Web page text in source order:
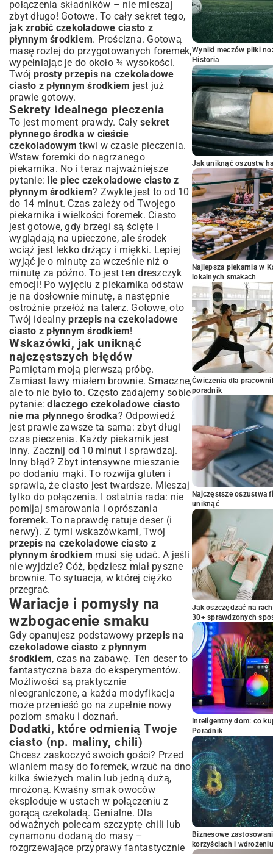
połączenia składników – nie mieszaj
zbyt długo! Gotowe. To cały sekret tego,
jak zrobić czekoladowe ciasto z
płynnym środkiem. Prościzna. Gotową
masę rozlej do przygotowanych foremek,
wypełniając je do około ¾ wysokości.
Twójprosty przepis na czekoladowe
ciasto z płynnym środkiem jest już
prawie gotowy.
Sekrety idealnego pieczenia
To jest moment prawdy. Cały sekret
płynnego środka w cieście
czekoladowym tkwi w czasie pieczenia.
Wstaw foremki do nagrzanego
piekarnika. No i teraz najważniejsze
pytanie: ile piec czekoladowe ciasto z
płynnym środkiem? Zwykle jest to od 10
do 14 minut. Czas zależy od Twojego
piekarnika i wielkości foremek. Ciasto
jest gotowe, gdy brzegi są ścięte i
wyglądają na upieczone, ale środek
wciąż jest lekko drżący i miękki. Lepiej
wyjąć je o minutę za wcześnie niż o
minutę za późno. To jest ten dreszczyk
emocji! Po wyjęciu z piekarnika odstaw
je na dosłownie minutę, a następnie
ostrożnie przełóż na talerz. Gotowe, oto
Twój idealnyprzepis na czekoladowe
ciasto z płynnym środkiem!
Wskazówki, jak uniknąć
najczęstszych błędów
Pamiętam moją pierwszą próbę.
Zamiast lawy miałem brownie. Smaczne,
ale to nie było to. Często zadajemy sobie
pytanie:dlaczego czekoladowe ciasto
nie ma płynnego środka? Odpowiedź
jest prawie zawsze ta sama: zbyt długi
czas pieczenia. Każdy piekarnik jest
inny. Zacznij od 10 minut i sprawdzaj.
Inny błąd? Zbyt intensywne mieszanie
po dodaniu mąki. To rozwija gluten i
sprawia, że ciasto jest twardsze. Mieszaj
tylko do połączenia. I ostatnia rada: nie
pomijaj smarowania i oprószania
foremek. To naprawdę ratuje deser (i
nerwy). Z tymi wskazówkami, Twój
przepis na czekoladowe ciasto z
płynnym środkiem musi się udać. A jeśli
nie wyjdzie? Cóż, będziesz miał pyszne
brownie. To sytuacja, w której ciężko
przegrać.
Wariacje i pomysły na
wzbogacenie smaku
Gdy opanujesz podstawowyprzepis na
czekoladowe ciasto z płynnym
środkiem, czas na zabawę. Ten deser to
fantastyczna baza do eksperymentów.
Możliwości są praktycznie
nieograniczone, a każda modyfikacja
może przenieść go na zupełnie nowy
poziom smaku i doznań.
Dodatki, które odmienią Twoje
ciasto (np. maliny, chili)
Chcesz zaskoczyć swoich gości? Przed
wlaniem masy do foremek, wrzuć na dno
kilka świeżych malin lub jedną dużą,
mrożoną. Kwaśny smak owoców
eksploduje w ustach w połączeniu z
gorącą czekoladą. Genialne. Dla
odważnych polecam szczyptę chili lub
cynamonu dodaną do masy –
rozgrzewające przyprawy fantastycznie
Wyniki meczów piłki
Historia
Jak uniknąć oszustw
Najlepsza piekarnia w
lokalnych smakach
Ćwiczenia dla
poradnik
Najczęstsze oszustwa
uniknąć
Jak oszczędzać na
30+ sprawdzonych
Inteligentny dom: co
Poradnik
Biznesowe
korzyściach i wdrożeniu